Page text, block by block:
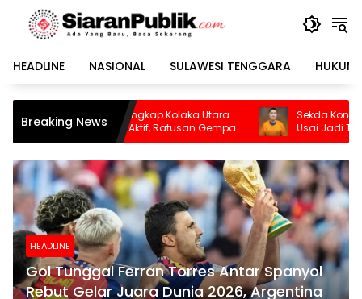
Langsung
konten
HEADLINE
NASIONAL SULAWESI TENGGARA HUKUM
Breaking News
Kolaka Utara
Ratusan Gempa
Sekda Konawe Selatan Dinonaktifkan
Usai Jadi Tersangka
HEADLINE
Gol Tunggal Ferran Torres Antar Spanyol
Rebut Gelar Juara Dunia 2026, Argentina